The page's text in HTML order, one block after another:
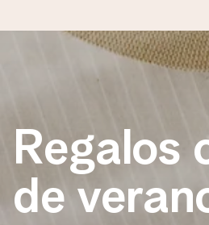
Preparamos tu regalo con
4,5 (basado en +15.000
Nuestros regalos inspiran. Los
Regalos
de